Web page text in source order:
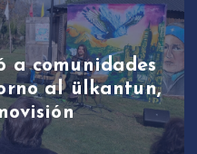
a comunidades
al ülkantun,